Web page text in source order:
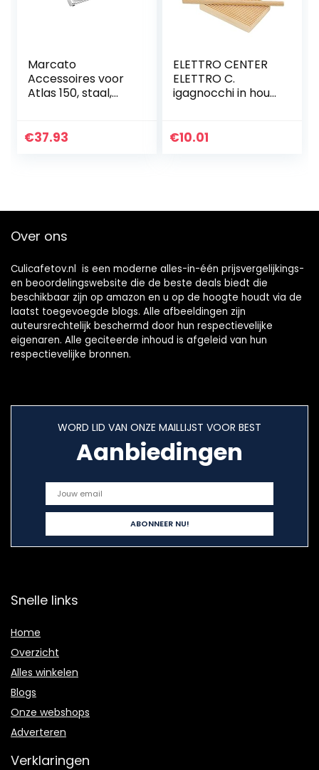
Marcato
Accessoires voor
Atlas 150, staal,
€37.93
ELETTRO CENTER
ELETTRO C.
igagnocchi in hout
Keukengereedsch
€10.01
Over ons
Culicafetov.nl is een moderne alles-in-één prijsvergelijkings-
en beoordelingswebsite die de beste deals biedt die
beschikbaar zijn op amazon en u op de hoogte houdt via de
laatst toegevoegde blogs. Alle afbeeldingen zijn
auteursrechtelijk beschermd door hun respectievelijke
eigenaren. Alle geciteerde inhoud is afgeleid van hun
respectievelijke bronnen.
WORD LID VAN ONZE MAILLIJST VOOR BEST
Aanbiedingen
Snelle links
Home
Overzicht
Alles winkelen
Blogs
Onze webshops
Adverteren
Verklaringen